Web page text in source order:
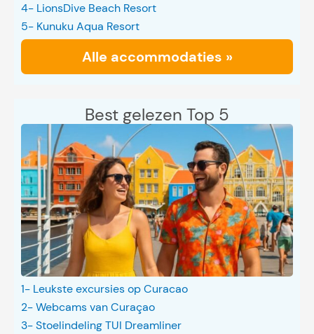
4- LionsDive Beach Resort
5- Kunuku Aqua Resort
Alle accommodaties »
Best gelezen Top 5
1- Leukste excursies op Curacao
2- Webcams van Curaçao
3- Stoelindeling TUI Dreamliner